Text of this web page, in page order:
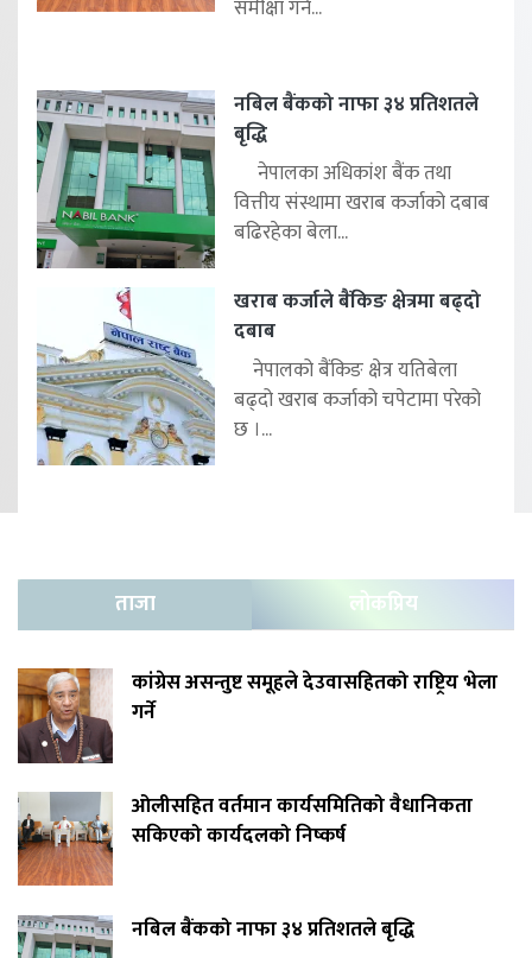
समीक्षा गर्न...
नबिल बैंकको नाफा ३४ प्रतिशतले
बृद्धि
नेपालका अधिकांश बैंक तथा
वित्तीय संस्थामा खराब कर्जाको दबाब
बढिरहेका बेला...
खराब कर्जाले बैंकिङ क्षेत्रमा बढ्दो
दबाब
नेपालको बैंकिङ क्षेत्र यतिबेला
बढ्दो खराब कर्जाको चपेटामा परेको
छ ।...
ताजा लोकप्रिय
कांग्रेस असन्तुष्ट समूहले देउवासहितको राष्ट्रिय भेला
गर्ने
ओलीसहित वर्तमान कार्यसमितिको वैधानिकता
सकिएको कार्यदलको निष्कर्ष
नबिल बैंकको नाफा ३४ प्रतिशतले बृद्धि